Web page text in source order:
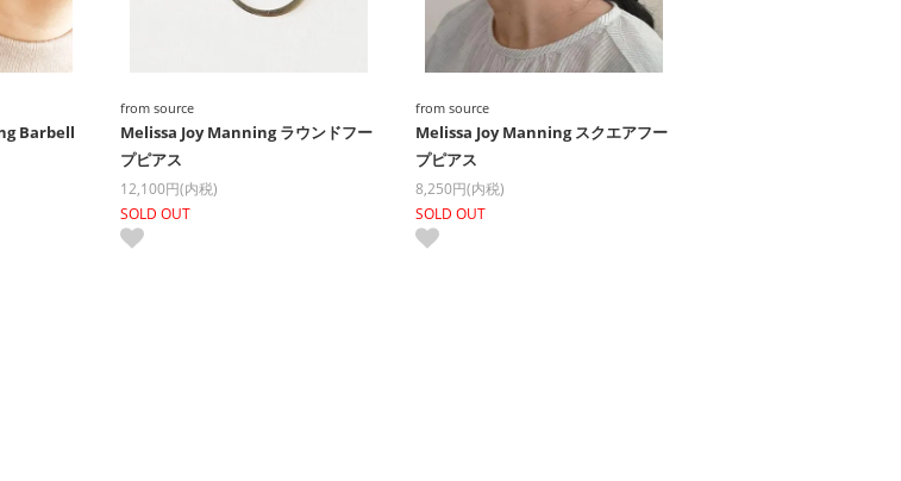
Barbell
from source
Melissa Joy Manning ラウンドフー
プピアス
12,100円(内税)
SOLD OUT
from source
Melissa Joy Manning スクエアフー
プピアス
8,250円(内税)
SOLD OUT